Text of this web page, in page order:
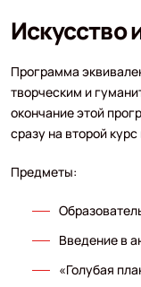
Искусство
Программа
творческим и
окончание этой
сразу на второй
Предметы:
Введение в
«Голубая